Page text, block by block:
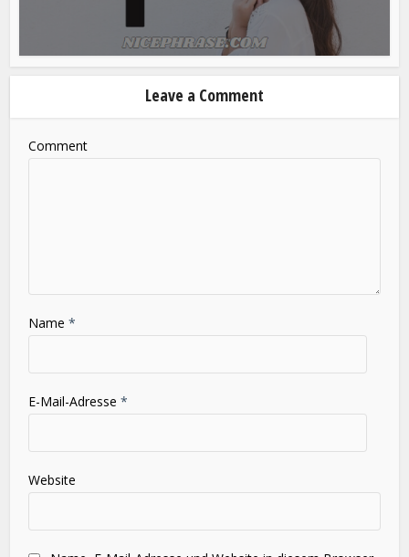
Leave a Comment
Comment
Name*
E-Mail-Adresse*
Website